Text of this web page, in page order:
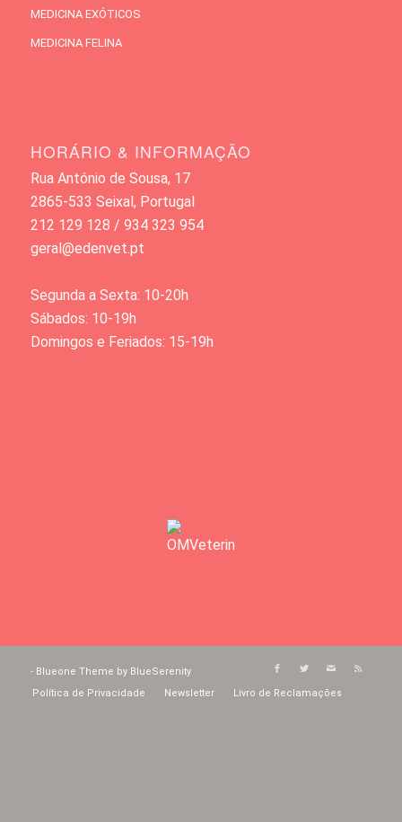
MEDICINA EXÓTICOS
MEDICINA FELINA
HORÁRIO & INFORMAÇÃO
Rua António de Sousa, 17
2865-533 Seixal, Portugal
212 129 128 / 934 323 954
geral@edenvet.pt
Segunda a Sexta: 10-20h
Sábados: 10-19h
Domingos e Feriados: 15-19h
- Blueone Theme by BlueSerenity
Política de Privacidade
Newsletter Livro de Reclamações